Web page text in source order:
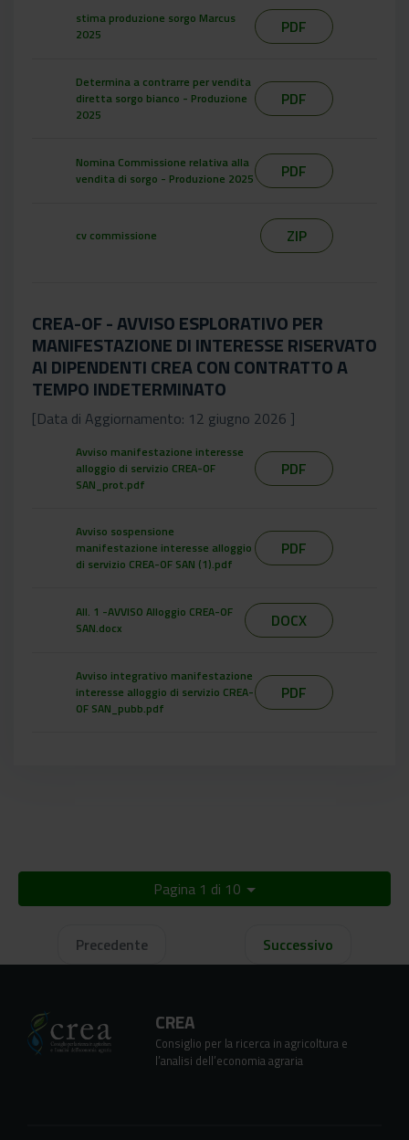
stima produzione sorgo Marcus
2025
PDF
Determina a contrarre per vendita
diretta sorgo bianco - Produzione
2025
PDF
Nomina Commissione relativa alla
vendita di sorgo - Produzione 2025
PDF
cv commissione ZIP
CREA-OF - AVVISO ESPLORATIVO PER
MANIFESTAZIONE DI INTERESSE RISERVATO
AI DIPENDENTI CREA CON CONTRATTO A
TEMPO INDETERMINATO
[Data di Aggiornamento: 12 giugno 2026 ]
Avviso manifestazione interesse
alloggio di servizio CREA-OF
SAN_prot.pdf
PDF
Avviso sospensione
manifestazione interesse alloggio
di servizio CREA-OF SAN (1).pdf
PDF
All. 1 -AVVISO Alloggio CREA-OF
SAN.docx
DOCX
Avviso integrativo manifestazione
interesse alloggio di servizio CREA-
OF SAN_pubb.pdf
PDF
Pagina 1 di 10
Precedente Successivo
CREA
Consiglio per la ricerca in agricoltura e
l’analisi dell’economia agraria